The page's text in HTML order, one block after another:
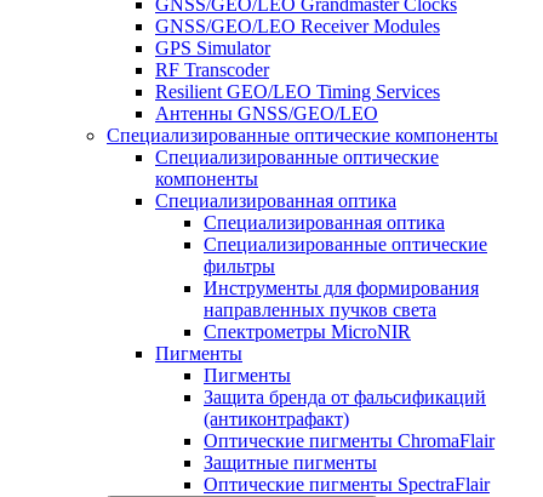
GNSS/GEO/LEO Grandmaster Clocks
GNSS/GEO/LEO Receiver Modules
GPS Simulator
RF Transcoder
Resilient GEO/LEO Timing Services
Антенны GNSS/GEO/LEO
Специализированные оптические компоненты
Специализированные оптические
компоненты
Специализированная оптика
Специализированная оптика
Специализированные оптические
фильтры
Инструменты для формирования
направленных пучков света
Спектрометры MicroNIR
Пигменты
Пигменты
Защита бренда от фальсификаций
(антиконтрафакт)
Оптические пигменты ChromaFlair
Защитные пигменты
Оптические пигменты SpectraFlair